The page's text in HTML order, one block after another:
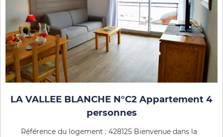
LA VALLEE BLANCHE N°C2 Appartement 4
personnes
Référence du logement : 428125 Bienvenue dans la